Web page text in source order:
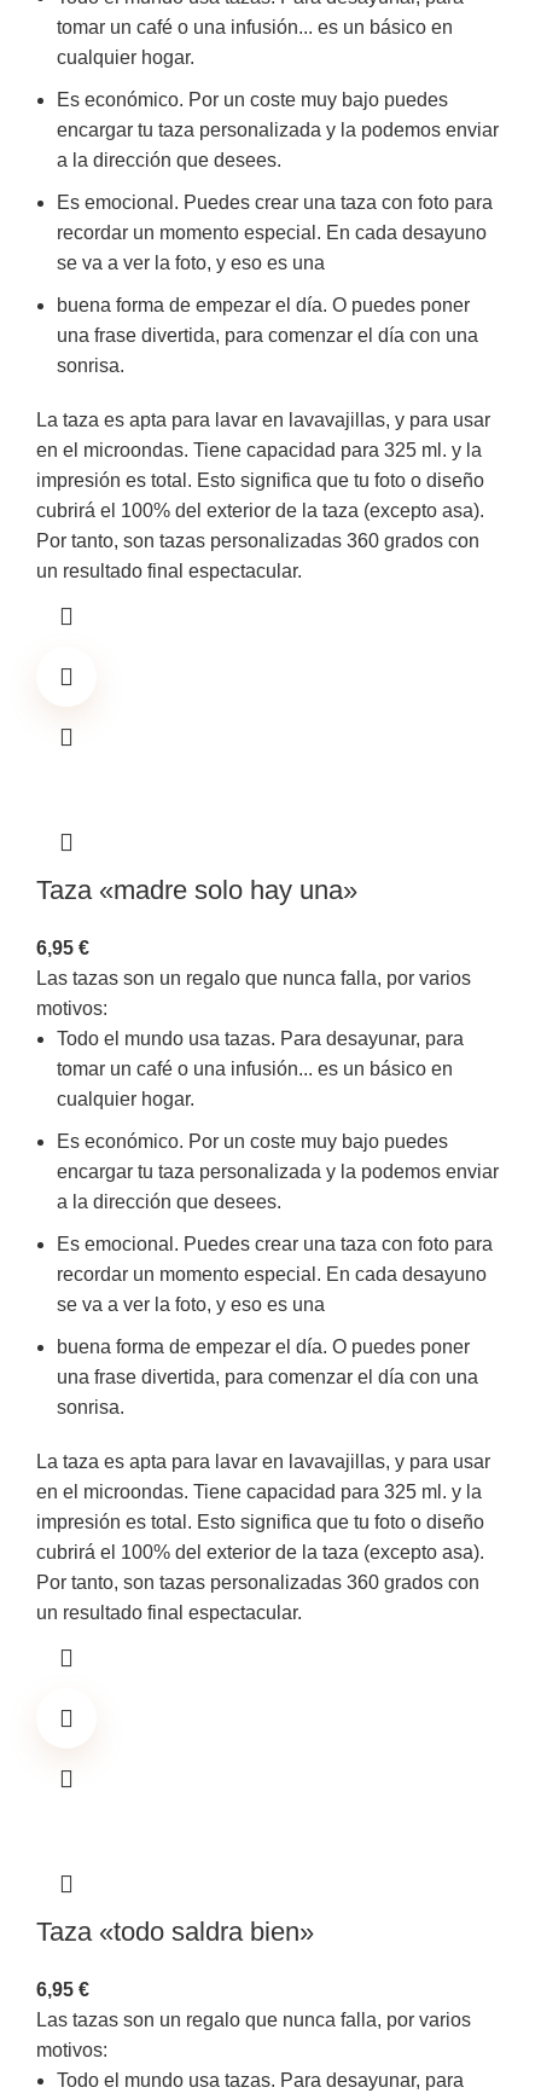
tomar un café o una infusión... es un básico en
cualquier hogar.
Es económico. Por un coste muy bajo puedes
encargar tu taza personalizada y la podemos enviar
a la dirección que desees.
Es emocional. Puedes crear una taza con foto para
recordar un momento especial. En cada desayuno
se va a ver la foto, y eso es una
buena forma de empezar el día. O puedes poner
una frase divertida, para comenzar el día con una
sonrisa.
La taza es apta para lavar en lavavajillas, y para usar
en el microondas. Tiene capacidad para 325 ml. y la
impresión es total. Esto significa que tu foto o diseño
cubrirá el 100% del exterior de la taza (excepto asa).
Por tanto, son tazas personalizadas 360 grados con
un resultado final espectacular.
Taza «madre solo hay una»
6,95 €
Las tazas son un regalo que nunca falla, por varios
motivos:
Todo el mundo usa tazas. Para desayunar, para
tomar un café o una infusión... es un básico en
cualquier hogar.
Es económico. Por un coste muy bajo puedes
encargar tu taza personalizada y la podemos enviar
a la dirección que desees.
Es emocional. Puedes crear una taza con foto para
recordar un momento especial. En cada desayuno
se va a ver la foto, y eso es una
buena forma de empezar el día. O puedes poner
una frase divertida, para comenzar el día con una
sonrisa.
La taza es apta para lavar en lavavajillas, y para usar
en el microondas. Tiene capacidad para 325 ml. y la
impresión es total. Esto significa que tu foto o diseño
cubrirá el 100% del exterior de la taza (excepto asa).
Por tanto, son tazas personalizadas 360 grados con
un resultado final espectacular.
Taza «todo saldra bien»
6,95 €
Las tazas son un regalo que nunca falla, por varios
motivos:
Todo el mundo usa tazas. Para desayunar, para